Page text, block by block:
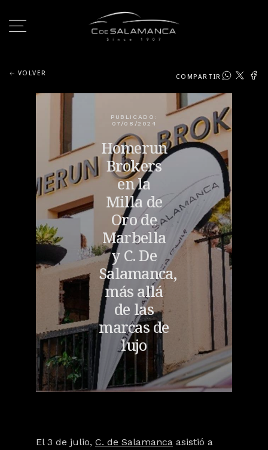
VOLVER COMPARTIR
PUBLICADO:
07/08/2024
Homerun
Brokers
en la
Milla de
Oro de
Marbella
y C. De
Salamanca,
más allá
de las
marcas de
lujo
El 3 de julio, C. de Salamanca asistió a